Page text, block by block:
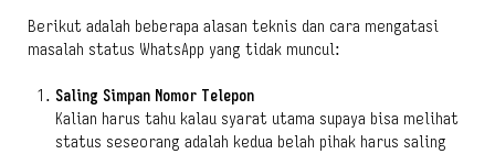
Berikut adalah beberapa alasan teknis dan cara mengatasi
masalah status WhatsApp yang tidak muncul:
Saling Simpan Nomor Telepon
Kalian harus tahu kalau syarat utama supaya bisa melihat
status seseorang adalah kedua belah pihak harus saling